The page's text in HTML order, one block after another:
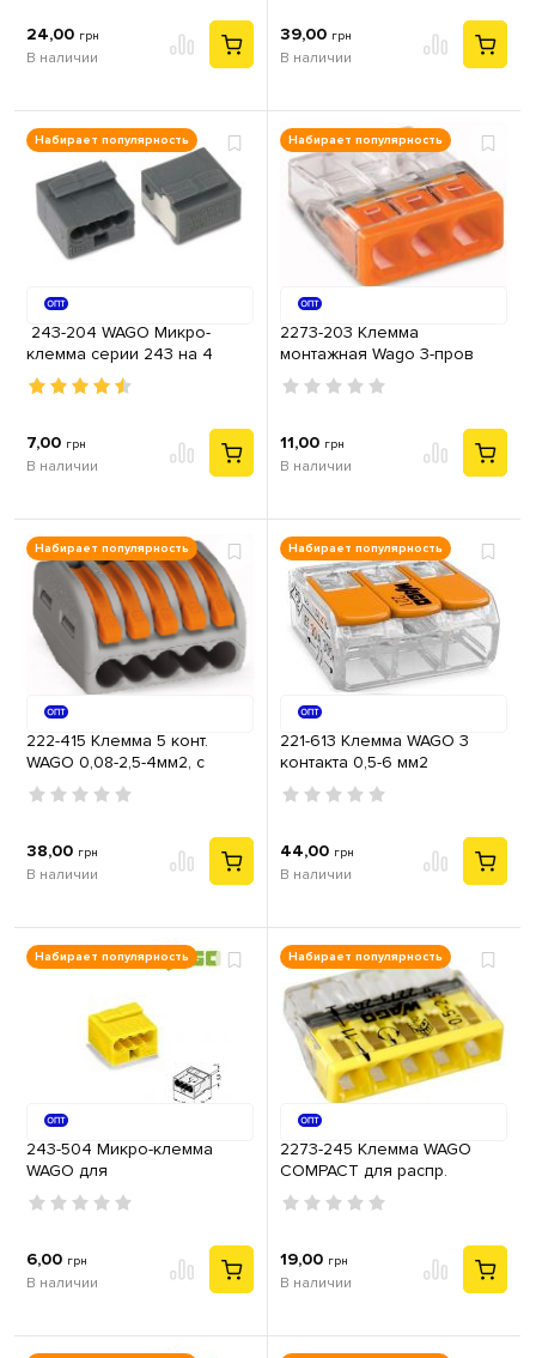
24,00 грн
В наличии
39,00 грн
В наличии
Набирает популярность
243-204 WAGO Микро-
клемма серии 243 на 4
проводника, для распред.
коробок
7,00 грн
В наличии
Набирает популярность
2273-203 Клемма
монтажная Wago 3-пров
2,5мм2 (без пасты)
11,00 грн
В наличии
Набирает популярность
222-415 Клемма 5 конт.
WAGO 0,08-2,5-4мм2, с
нажимными рычаг. 32А
38,00 грн
В наличии
Набирает популярность
221-613 Клемма WAGO 3
контакта 0,5-6 мм2
самозажимная прозрачная
(41А)
44,00 грн
В наличии
Набирает популярность
243-504 Микро-клемма
WAGO для
распределительных
коробок, 4-контактная
6,00 грн
В наличии
Набирает популярность
2273-245 Клемма WAGO
COMPACT для распр.
коробок 5X2,5, прозрачная
/ желтая с пастой
19,00 грн
В наличии